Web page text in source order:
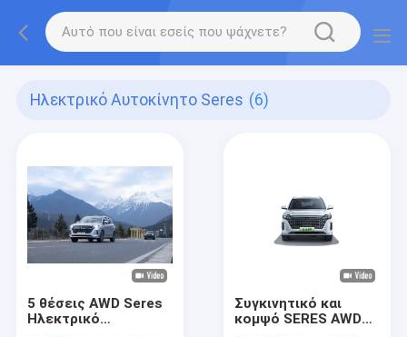
Ηλεκτρικό Αυτοκίνητο Seres (6)
5 θέσεις AWD Seres
Ηλεκτρικό
Συγκινητικό και
κομψό SERES AWD